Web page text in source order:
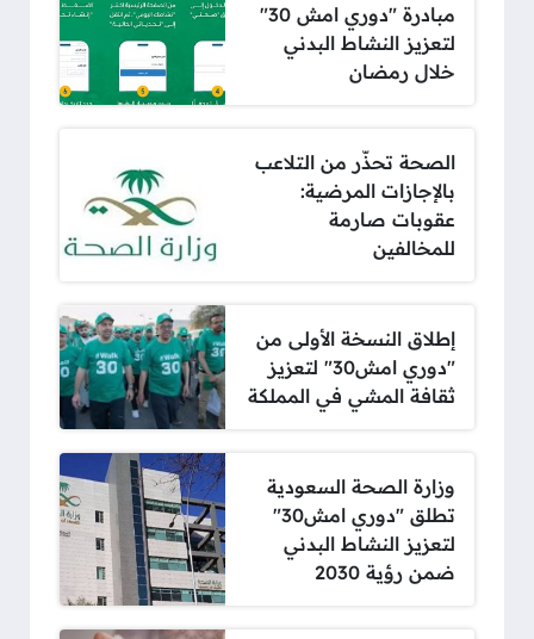
مبادرة "دوري امش 30"
لتعزيز النشاط البدني
خلال رمضان
الصحة تحذّر من التلاعب
بالإجازات المرضية:
عقوبات صارمة
للمخالفين
إطلاق النسخة الأولى من
"دوري امش30" لتعزيز
ثقافة المشي في المملكة
وزارة الصحة السعودية
تطلق "دوري امش30"
لتعزيز النشاط البدني
ضمن رؤية 2030